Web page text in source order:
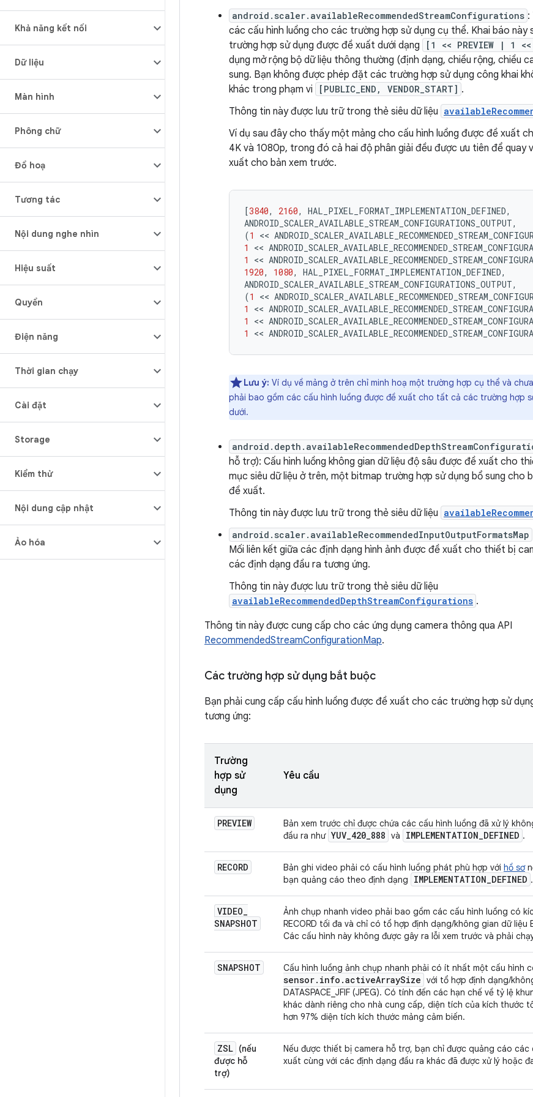
Khả năng kết nối
Dữ liệu
Màn hình
Phông chữ
Đồ hoạ
Tương tác
Nội dung nghe nhìn
Hiệu suất
Quyền
Điện năng
Thời gian chạy
Cài đặt
Storage
Kiểm thử
Nội dung cập nhật
Ảo hóa
android.scaler.availableRecommendedStreamConfigurations :
các cấu hình luồng cho các trường hợp sử dụng cụ thể. Khai báo
trường hợp sử dụng được đề xuất dưới dạng
[1 << PREVIEW | 1 <<
dụng mở rộng bộ dữ liệu thông thường (định dạng, chiều rộng, chiều
sung. Bạn không được phép đặt các trường hợp sử dụng công khai
khác trong phạm vi
[PUBLIC_END, VENDOR_START] .
Thông tin này được lưu trữ trong thẻ siêu dữ liệu
Ví dụ sau đây cho thấy một mảng cho cấu hình luồng được đề xuất
4K và 1080p, trong đó cả hai độ phân giải đều được ưu tiên để
xuất cho bản xem trước.
[3840, 2160, HAL_PIXEL_FORMAT_IMPLEMENTATION_DEFINED,
ANDROID_SCALER_AVAILABLE_STREAM_CONFIGURATIONS_OUTPUT,
(1 <<
1
<<
1
<<
1920, 1080, HAL_PIXEL_FORMAT_IMPLEMENTATION_DEFINED,
ANDROID_SCALER_AVAILABLE_STREAM_CONFIGURATIONS_OUTPUT,
(1 <<
1
<<
1
<<
1
<<
Lưu ý: Ví dụ về mảng ở trên chỉ minh hoạ một trường hợp cụ thể và
phải bao gồm các cấu hình luồng được đề xuất cho tất cả các trường hợp
dưới.
hỗ trợ): Cấu hình luồng không gian dữ liệu độ sâu được đề xuất cho
mục siêu dữ liệu ở trên, một bitmap trường hợp sử dụng bổ sung cho
đề xuất.
Thông tin này được lưu trữ trong thẻ siêu dữ liệu
android.scaler.availableRecommendedInputOutputFormatsMap
Mối liên kết giữa các định dạng hình ảnh được đề xuất cho thiết bị
các định dạng đầu ra tương ứng.
Thông tin này được lưu trữ trong thẻ siêu dữ liệu
availableRecommendedDepthStreamConfigurations .
Thông tin này được cung cấp cho các ứng dụng camera thông qua API
RecommendedStreamConfigurationMap.
Các trường hợp sử dụng bắt buộc
Bạn phải cung cấp cấu hình luồng được đề xuất cho các trường hợp sử
tương ứng:
Trường
hợp sử
dụng
Yêu cầu
PREVIEW
Bản xem trước chỉ được chứa các cấu hình luồng đã xử lý
đầu ra như YUV_420_888 và IMPLEMENTATION_DEFINED .
RECORD Bản ghi video phải có cấu hình luồng phát phù hợp với hồ sơ
bạn quảng cáo theo định dạng
IMPLEMENTATION_DEFINED .
VIDEO_
SNAPSHOT
Ảnh chụp nhanh video phải bao gồm các cấu hình luồng có
RECORD tối đa và chỉ có tổ hợp định dạng/không gian dữ liệu
Các cấu hình này không được gây ra lỗi xem trước và phải
SNAPSHOT Cấu hình luồng ảnh chụp nhanh phải có ít nhất một cấu hình
sensor. info .activeArraySize với tổ hợp định dạng/
DATASPACE_JFIF (JPEG). Có tính đến các hạn chế về tỷ lệ
khác dành riêng cho nhà cung cấp, diện tích của kích thước
hơn 97% diện tích kích thước mảng cảm biến.
ZSL (nếu
được hỗ
trợ)
Nếu được thiết bị camera hỗ trợ, bạn chỉ được quảng cáo các
xuất cùng với các định dạng đầu ra khác đã được xử lý hoặc